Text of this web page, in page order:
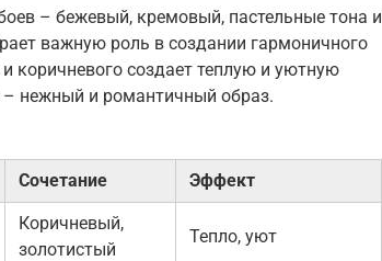
– бежевый, кремовый, пастельные тона и
важную роль в создании гармоничного
коричневого создает теплую и уютную
– нежный и романтичный образ.
Сочетание Эффект
Коричневый,
золотистый
Тепло, уют